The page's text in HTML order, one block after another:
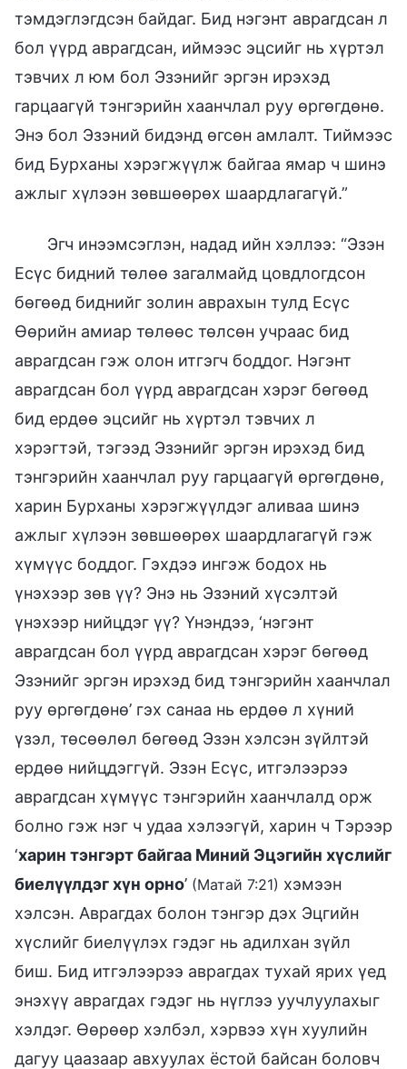
тэмдэглэгдсэн байдаг. Бид нэгэнт аврагдсан л
бол үүрд аврагдсан, иймээс эцсийг нь хүртэл
тэвчих л юм бол Эзэнийг эргэн ирэхэд
гарцаагүй тэнгэрийн хаанчлал руу өргөгдөнө.
Энэ бол Эзэний бидэнд өгсөн амлалт. Тиймээс
бид Бурханы хэрэгжүүлж байгаа ямар ч шинэ
ажлыг хүлээн зөвшөөрөх шаардлагагүй.”
Эгч инээмсэглэн, надад ийн хэллээ: “Эзэн
Есүс бидний төлөө загалмайд цовдлогдсон
бөгөөд биднийг золин аврахын тулд Есүс
Өөрийн амиар төлөөс төлсөн учраас бид
аврагдсан гэж олон итгэгч боддог. Нэгэнт
аврагдсан бол үүрд аврагдсан хэрэг бөгөөд
бид ердөө эцсийг нь хүртэл тэвчих л
хэрэгтэй, тэгээд Эзэнийг эргэн ирэхэд бид
тэнгэрийн хаанчлал руу гарцаагүй өргөгдөнө,
харин Бурханы хэрэгжүүлдэг аливаа шинэ
ажлыг хүлээн зөвшөөрөх шаардлагагүй гэж
хүмүүс боддог. Гэхдээ ингэж бодох нь
үнэхээр зөв үү? Энэ нь Эзэний хүсэлтэй
үнэхээр нийцдэг үү? Үнэндээ, ‘нэгэнт
аврагдсан бол үүрд аврагдсан хэрэг бөгөөд
Эзэнийг эргэн ирэхэд бид тэнгэрийн хаанчлал
руу өргөгдөнө’ гэх санаа нь ердөө л хүний
үзэл, төсөөлөл бөгөөд Эзэн хэлсэн зүйлтэй
ердөө нийцдэггүй. Эзэн Есүс, итгэлээрээ
аврагдсан хүмүүс тэнгэрийн хаанчлалд орж
болно гэж нэг ч удаа хэлээгүй, харин ч Тэрээр
‘харин тэнгэрт байгаа Миний Эцэгийн хүслийг
биелүүлдэг хүн орно’ (Матай 7:21) хэмээн
хэлсэн. Аврагдах болон тэнгэр дэх Эцгийн
хүслийг биелүүлэх гэдэг нь адилхан зүйл
биш. Бид итгэлээрээ аврагдах тухай ярих үед
энэхүү аврагдах гэдэг нь нүглээ уучлуулахыг
хэлдэг. Өөрөөр хэлбэл, хэрвээ хүн хуулийн
дагуу цаазаар авхуулах ёстой байсан боловч